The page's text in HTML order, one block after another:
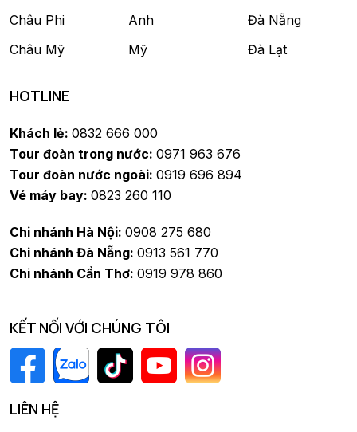
Châu Phi
Châu Mỹ
Anh
Mỹ
Đà Nẵng
Đà Lạt
HOTLINE
Khách lẻ: 0832 666 000
Tour đoàn trong nước: 0971 963 676
Tour đoàn nước ngoài: 0919 696 894
Vé máy bay: 0823 260 110
Chi nhánh Hà Nội: 0908 275 680
Chi nhánh Đà Nẵng: 0913 561 770
Chi nhánh Cần Thơ: 0919 978 860
KẾT NỐI VỚI CHÚNG TÔI
LIÊN HỆ